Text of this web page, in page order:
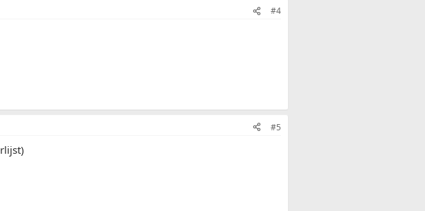
#4
#5